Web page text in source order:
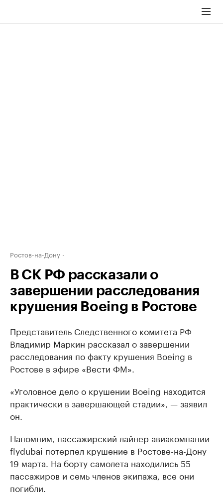
Ростов-на-Дону
В СК РФ рассказали о
завершении расследования
крушения Boeing в Ростове
Представитель Следственного комитета РФ
Владимир Маркин рассказал о завершении
расследования по факту крушения Boeing в
Ростове в эфире «Вести ФМ».
«Уголовное дело о крушении Boeing находится
практически в завершающей стадии», — заявил
он.
Напомним, пассажирский лайнер авиакомпании
flydubai потерпел крушение в Ростове-на-Дону
19 марта. На борту самолета находились 55
пассажиров и семь членов экипажа, все они
погибли.